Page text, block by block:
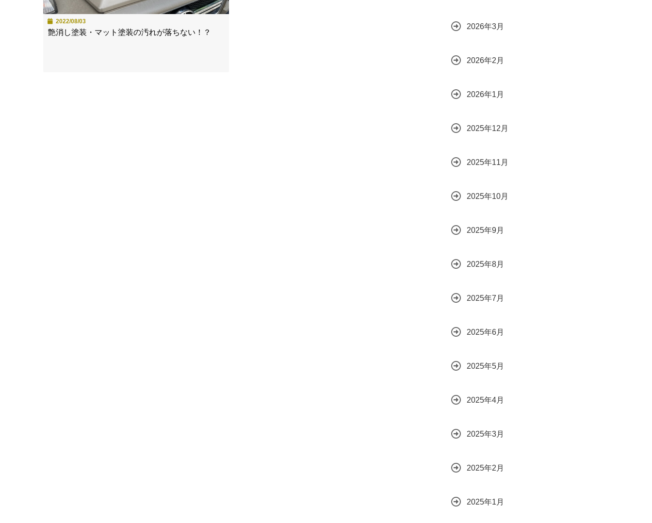
2022/08/03
艶消し塗装・マット塗装の汚れが落ちない！？
2026年3月
2026年2月
2026年1月
2025年12月
2025年11月
2025年10月
2025年9月
2025年8月
2025年7月
2025年6月
2025年5月
2025年4月
2025年3月
2025年2月
2025年1月